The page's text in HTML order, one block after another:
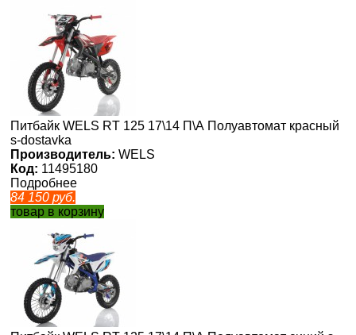
Питбайк WELS RT 125 17\14 П\А Полуавтомат красный
s-dostavka
Производитель: WELS
Код: 11495180
Подробнее
84 150 руб.
товар в корзину